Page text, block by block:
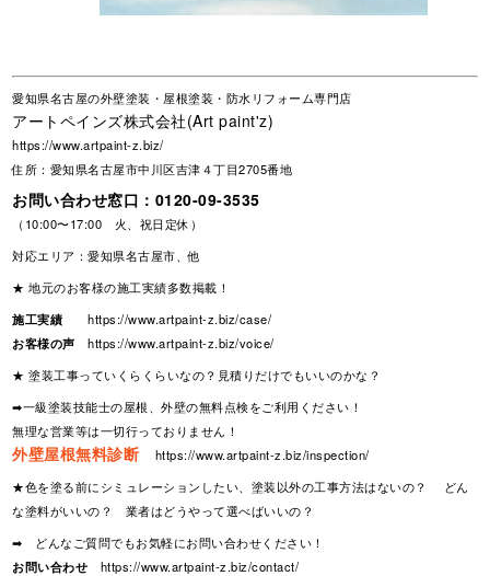
愛知県名古屋の外壁塗装・屋根塗装・防水リフォーム専門店
アートペインズ株式会社(Art paint'z)
https://www.artpaint-z.biz/
住所：愛知県名古屋市中川区吉津４丁目2705番地
お問い合わせ窓口： 0120-09-3535
（10:00〜17:00 火、祝日定休）
対応エリア：愛知県名古屋市、他
★ 地元のお客様の施工実績多数掲載！
施工実績
https://www.artpaint-z.biz/case/
お客様の声
https://www.artpaint-z.biz/voice/
★ 塗装工事っていくらくらいなの？見積りだけでもいいのかな？
➡一級塗装技能士の屋根、外壁の無料点検をご利用ください！
無理な営業等は一切行っておりません！
外壁屋根無料診断
https://www.artpaint-z.biz/inspection/
★色を塗る前にシミュレーションしたい、塗装以外の工事方法はないの？ どん
な塗料がいいの？ 業者はどうやって選べばいいの？
➡ どんなご質問でもお気軽にお問い合わせください！
お問い合わせ
https://www.artpaint-z.biz/contact/